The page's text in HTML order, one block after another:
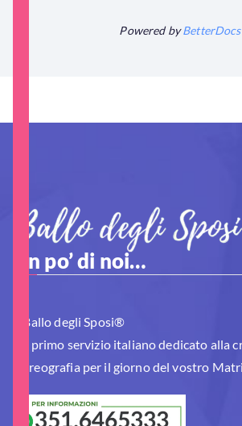
Powered byBetterDocs
Un po’ di noi…
Il Ballo degli Sposi®
è il primo servizio italiano dedicato alla
Coreografia per il giorno del vostro